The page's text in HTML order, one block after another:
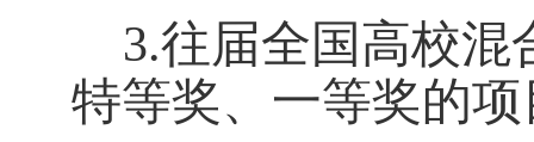
3.往届全国高校
特等奖、一等奖的